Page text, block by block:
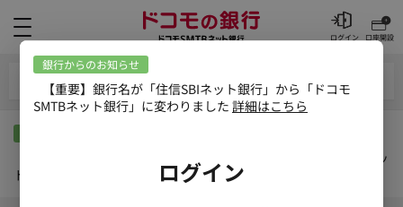
口座開設
ログイン
【重要】銀行名が「住信SBIネット銀行」から「ドコモSMTBネッ
ト銀行」に変わりました
詳細はこちら
外貨預金メニュー